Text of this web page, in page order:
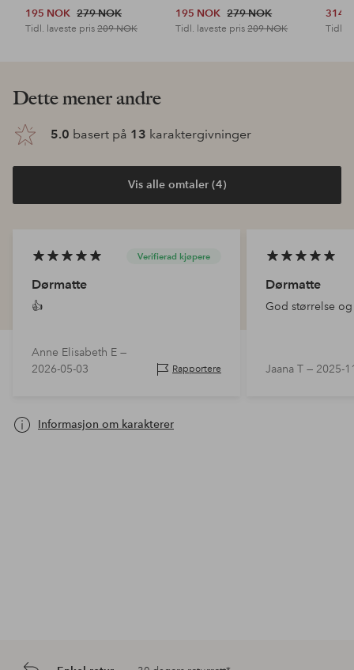
195 NOK 279 NOK
Tidl. laveste pris 209 NOK
195 NOK 279 NOK
Tidl. laveste pris209 NOK
314
Tidl.
Dette mener andre
5.0 basert på 13 karaktergivninger
Vis alle omtaler (4)
Verifierad kjøpere
Dørmatte
👍
Anne Elisabeth E —
2026-05-03
Rapportere
Dørmatte
God størrelse
Jaana T — 2025-
Informasjon om karakterer